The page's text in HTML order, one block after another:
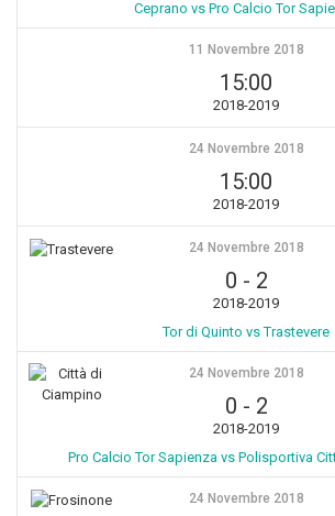
Ceprano vs Pro Calcio Tor
11 Novembre 2018
15:00
2018-2019
24 Novembre 2018
15:00
2018-2019
24 Novembre 2018
0 - 2
2018-2019
Tor di Quinto vs Trastevere
24 Novembre 2018
0 - 2
2018-2019
Pro Calcio Tor Sapienza vs Polisportiva
24 Novembre 2018